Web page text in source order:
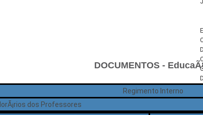
DOCUMENTOS -
Regimento Interno
dos Professores